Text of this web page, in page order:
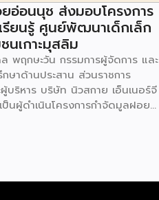
อ่อนนุช ส่งมอบโครงการ
รียนรู้ ศูนย์พัฒนาเด็กเล็ก
นเกาะมุสลิม
พฤกษะวัน กรรมการผู้จัดการ และ
ษาด้านประสาน ส่วนราชการ
ริหาร บริษัท นิวสกาย เอ็นเนอร์จี
นผู้ดำเนินโครงการกำจัดมูลฝอย
รุงเทพมหานคร ทั้งนี้โครงการ